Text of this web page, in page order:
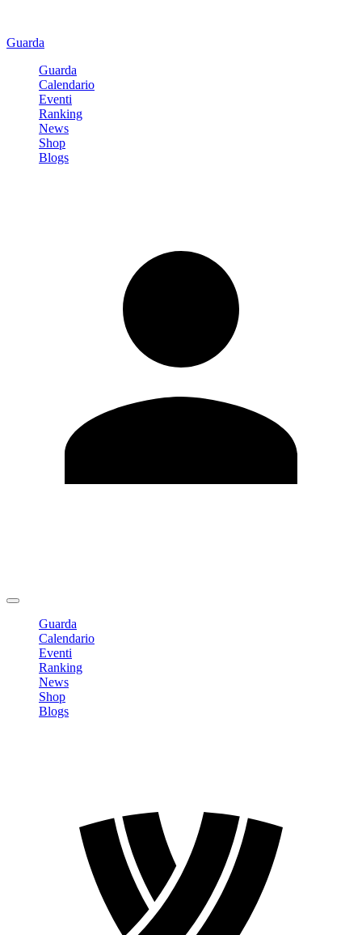
Guarda
Guarda
Calendario
Eventi
Ranking
News
Shop
Blogs
Guarda
Calendario
Eventi
Ranking
News
Shop
Blogs